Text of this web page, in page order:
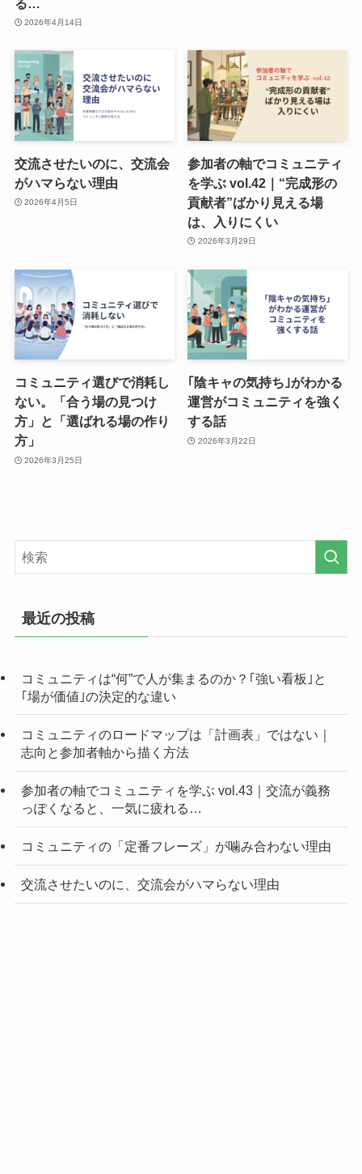
る…
2026年4月14日
交流させたいのに、交流会
がハマらない理由
2026年4月5日
参加者の軸でコミュニティ
を学ぶ vol.42｜“完成形の
貢献者”ばかり見える場
は、入りにくい
2026年3月29日
コミュニティ選びで消耗し
ない。「合う場の見つけ
方」と「選ばれる場の作り
方」
2026年3月25日
｢陰キャの気持ち｣がわかる
運営がコミュニティを強く
する話
2026年3月22日
最近の投稿
コミュニティは“何”で人が集まるのか？｢強い看板｣と
｢場が価値｣の決定的な違い
コミュニティのロードマップは「計画表」ではない｜
志向と参加者軸から描く方法
参加者の軸でコミュニティを学ぶ vol.43｜交流が義務
っぽくなると、一気に疲れる…
コミュニティの「定番フレーズ」が噛み合わない理由
交流させたいのに、交流会がハマらない理由